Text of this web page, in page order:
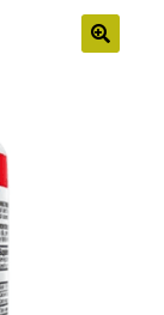
personales